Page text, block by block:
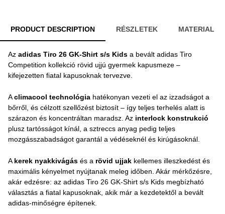
PRODUCT DESCRIPTION RÉSZLETEK MATERIAL
Az adidas Tiro 26 GK-Shirt s/s Kids a bevált adidas Tiro
Competition kollekció rövid ujjú gyermek kapusmeze –
kifejezetten fiatal kapusoknak tervezve.
Aclimacool technológia hatékonyan vezeti el az izzadságot a
bőrről, és célzott szellőzést biztosít – így teljes terhelés alatt is
szárazon és koncentráltan maradsz. Az interlock konstrukció
plusz tartósságot kínál, a sztreccs anyag pedig teljes
mozgásszabadságot garantál a védéseknél és kirúgásoknál.
A kerek nyakkivágás és a rövid ujjak kellemes illeszkedést és
maximális kényelmet nyújtanak meleg időben. Akár mérkőzésre,
akár edzésre: az adidas Tiro 26 GK-Shirt s/s Kids megbízható
választás a fiatal kapusoknak, akik már a kezdetektől a bevált
adidas-minőségre építenek.